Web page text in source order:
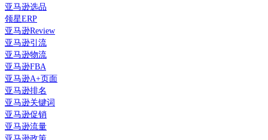
亚马逊选品
领星ERP
亚马逊Review
亚马逊引流
亚马逊物流
亚马逊FBA
亚马逊A+页面
亚马逊排名
亚马逊关键词
亚马逊促销
亚马逊流量